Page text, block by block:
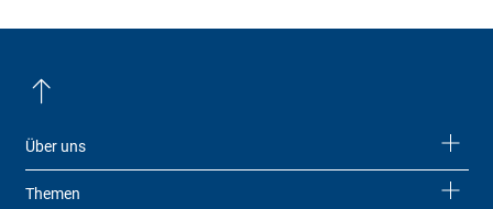
Über uns
Themen